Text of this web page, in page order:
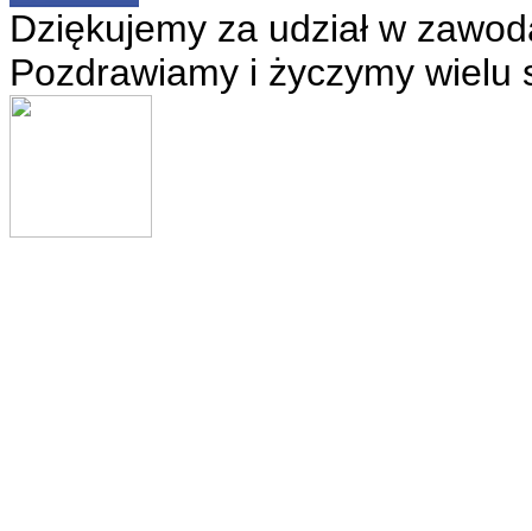
Dziękujemy za udział w
Pozdrawiamy i życzymy wielu